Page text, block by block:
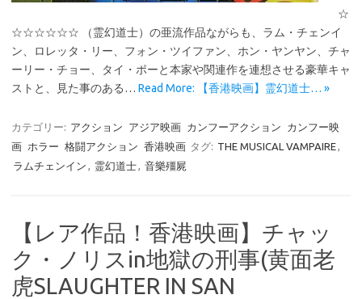
☆
☆☆☆☆☆☆ （霊幻道士）の亜流作品ながらも、ラム・チェンイ
ン、ロレッタ・リー、フォン・ツイファン、ホン・ヤンヤン、チャ
ーリー・チョー、タイ・ポーと本家や関連作を連想させる豪華キャ
ストと、見た事のある… Read More: 【香港映画】霊幻道士… »
カテゴリー: アクション アジア映画 カンフーアクション
カンフー映
画 ホラー 格闘アクション 香港映画 タグ: THE MUSICAL VAMPAIRE,
ラムチェンイン , 霊幻道士, 音樂殭屍
【レア作品！香港映画】チャッ
ク・ノリスin地獄の刑事(黄面老
虎SLAUGHTER IN SAN